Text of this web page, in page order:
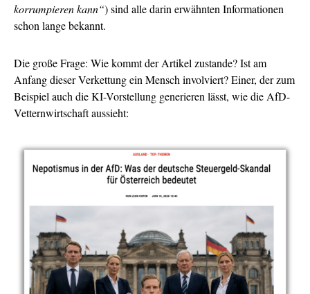
korrumpieren kann“) sind alle darin erwähnten Informationen
schon lange bekannt.
Die große Frage: Wie kommt der Artikel zustande? Ist am
Anfang dieser Verkettung ein Mensch involviert? Einer, der zum
Beispiel auch die KI-Vorstellung generieren lässt, wie die AfD-
Vetternwirtschaft aussieht: